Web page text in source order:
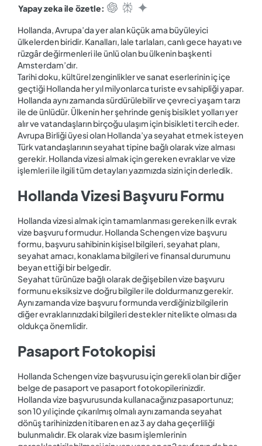
Yapay zeka ile özetle:
Hollanda, Avrupa’da yer alan küçük ama büyüleyici
ülkelerden biridir. Kanalları, lale tarlaları, canlı gece hayatı ve
rüzgâr değirmenleri ile ünlü olan bu ülkenin başkenti
Amsterdam’dır.
Tarihi doku, kültürel zenginlikler ve sanat eserlerinin iç içe
geçtiği Hollanda her yıl milyonlarca turiste ev sahipliği yapar.
Hollanda aynı zamanda sürdürülebilir ve çevreci yaşam tarzı
ile de ünlüdür. Ülkenin her şehrinde geniş bisiklet yolları yer
alır ve vatandaşların birçoğu ulaşım için bisikleti tercih eder.
Avrupa Birliği üyesi olan Hollanda’ya seyahat etmek isteyen
Türk vatandaşlarının seyahat tipine bağlı olarak vize alması
gerekir. Hollanda vizesi almak için gereken evraklar ve vize
işlemleri ile ilgili tüm detayları yazımızda sizin için derledik.
Hollanda Vizesi Başvuru Formu
Hollanda vizesi almak için tamamlanması gereken ilk evrak
vize başvuru formudur. Hollanda Schengen vize başvuru
formu, başvuru sahibinin kişisel bilgileri, seyahat planı,
seyahat amacı, konaklama bilgileri ve finansal durumunu
beyan ettiği bir belgedir.
Seyahat türünüze bağlı olarak değişebilen vize başvuru
formunu eksiksiz ve doğru bilgiler ile doldurmanız gerekir.
Aynı zamanda vize başvuru formunda verdiğiniz bilgilerin
diğer evraklarınızdaki bilgileri destekler nitelikte olması da
oldukça önemlidir.
Pasaport Fotokopisi
Hollanda Schengen vize başvurusu için gerekli olan bir diğer
belge de pasaport ve pasaport fotokopilerinizdir.
Hollanda vize başvurusunda kullanacağınız pasaportunuz;
son 10 yıl içinde çıkarılmış olmalı aynı zamanda seyahat
dönüş tarihinizden itibaren en az 3 ay daha geçerliliği
bulunmalıdır. Ek olarak vize basım işlemlerinin